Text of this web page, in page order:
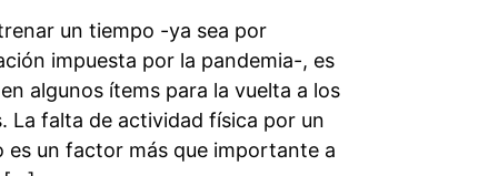
un tiempo -ya sea por
impuesta por la pandemia-, es
algunos ítems para la vuelta a los
La falta de actividad física por un
es un factor más que importante a